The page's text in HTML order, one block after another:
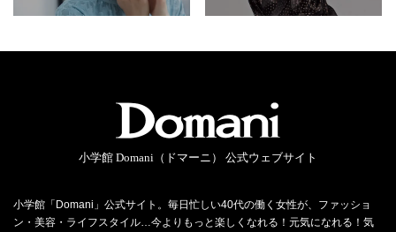
小学館 Domani（ドマーニ） 公式ウェブサイト
小学館「Domani」公式サイト。毎日忙しい40代の働く女性が、ファッショ
ン・美容・ライフスタイル…今よりもっと楽しくなれる！元気になれる！気